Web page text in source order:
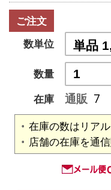
ご注文
数単位
数量
在庫
通販 7
在庫の数はリア
店舗の在庫を通